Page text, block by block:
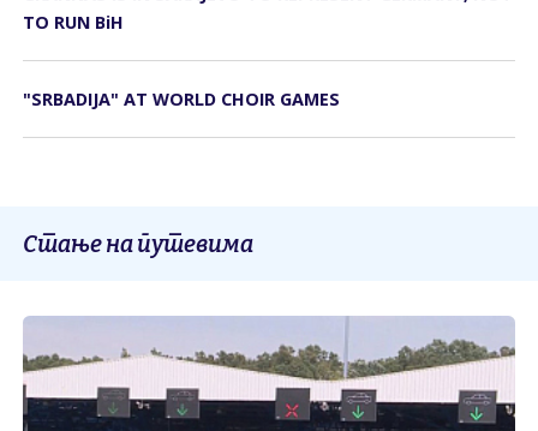
TO RUN BiH
"SRBADIJA" AT WORLD CHOIR GAMES
Стање на путевима